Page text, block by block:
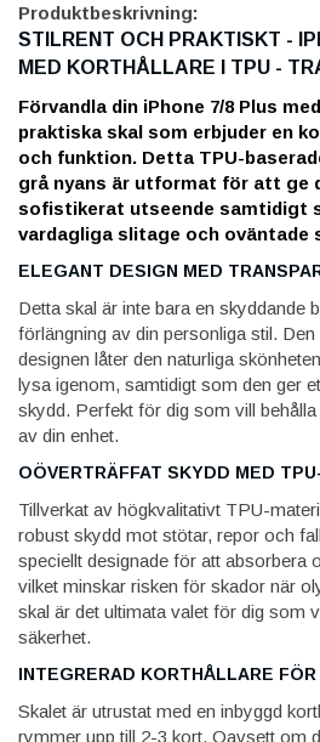
Produktbeskrivning:
STILRENT OCH PRAKTISKT -
MED KORTHÅLLARE I TPU -
Förvandla din iPhone 7/8 Plus
praktiska skal som erbjuder en
och funktion. Detta TPU-
grå nyans är utformat för att ge
sofistikerat utseende samtidigt
vardagliga slitage och oväntade
ELEGANT DESIGN MED
Detta skal är inte bara en skyddande
förlängning av din personliga stil.
designen låter den naturliga
lysa igenom, samtidigt som den ger
skydd. Perfekt för dig som vill
av din enhet.
OÖVERTRÄFFAT SKYDD MED
Tillverkat av högkvalitativt TPU-
robust skydd mot stötar, repor och
speciellt designade för att absorbera
vilket minskar risken för skador när
skal är det ultimata valet för dig som
säkerhet.
INTEGRERAD KORTHÅLLARE
Skalet är utrustat med en inbyggd
rymmer upp till 2-3 kort. Oavsett om